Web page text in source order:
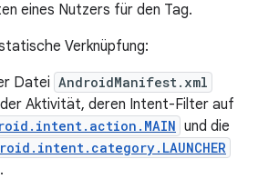
eines Nutzers für den Tag.
Verknüpfung:
Datei AndroidManifest.xml
Aktivität, deren Intent-Filter auf
und die